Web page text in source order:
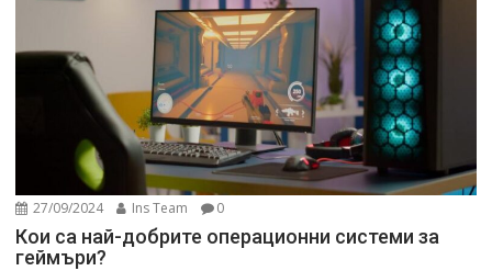
27/09/2024 Ins Team 0
Кои са най-добрите операционни системи за
геймъри?